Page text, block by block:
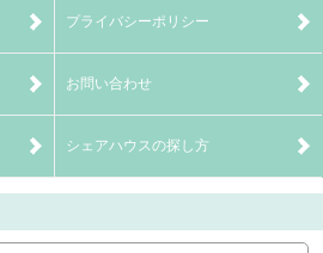
プライバシーポリシー
お問い合わせ
シェアハウスの探し方